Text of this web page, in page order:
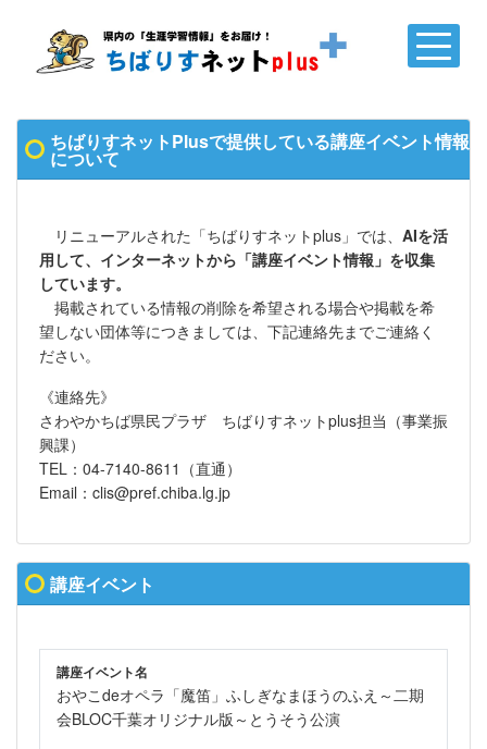
ちばりすネットPlusで提供している講座イベント情報
について
リニューアルされた「ちばりすネットplus」では、 AIを活
用して、インターネットから「講座イベント情報」を収集
しています。
掲載されている情報の削除を希望される場合や掲載を希
望しない団体等につきましては、下記連絡先までご連絡く
ださい。
《連絡先》
さわやかちば県民プラザ ちばりすネットplus担当（事業振
興課）
TEL：04-7140-8611（直通）
Email：clis@pref.chiba.lg.jp
講座イベント
講座イベント名
おやこdeオペラ「魔笛」ふしぎなまほうのふえ～二期
会BLOC千葉オリジナル版～とうそう公演